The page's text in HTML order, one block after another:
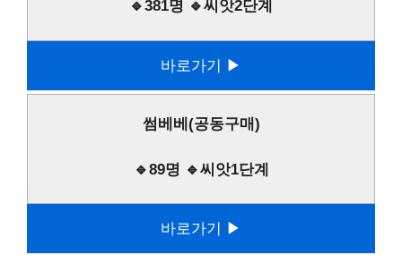
🔹381명 🔹씨앗2단계
바로가기 ▶
썸베베(공동구매)
🔹89명 🔹씨앗1단계
바로가기 ▶